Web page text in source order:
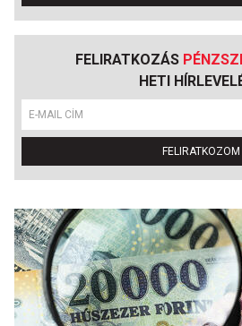
FELIRATKOZÁS
HETI
FELIRATKOZOM